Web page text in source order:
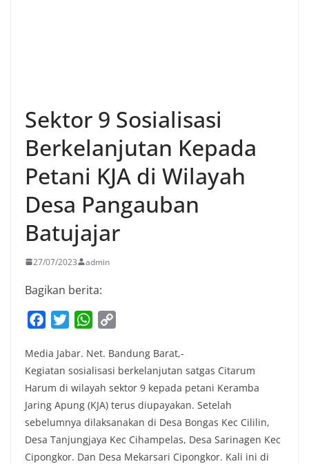
Sektor 9 Sosialisasi
Berkelanjutan Kepada
Petani KJA di Wilayah
Desa Pangauban
Batujajar
27/07/2023 admin
Bagikan berita:
c
e
b
o
o
k
i
t
t
e
r
W
a
t
s
A
p
p
p
y
L
i
n
k
Media Jabar. Net. Bandung Barat,-
Kegiatan sosialisasi berkelanjutan satgas Citarum
Harum di wilayah sektor 9 kepada petani Keramba
Jaring Apung (KJA) terus diupayakan. Setelah
sebelumnya dilaksanakan di Desa Bongas Kec Cililin,
Desa Tanjungjaya Kec Cihampelas, Desa Sarinagen Kec
Cipongkor. Dan Desa Mekarsari Cipongkor. Kali ini di